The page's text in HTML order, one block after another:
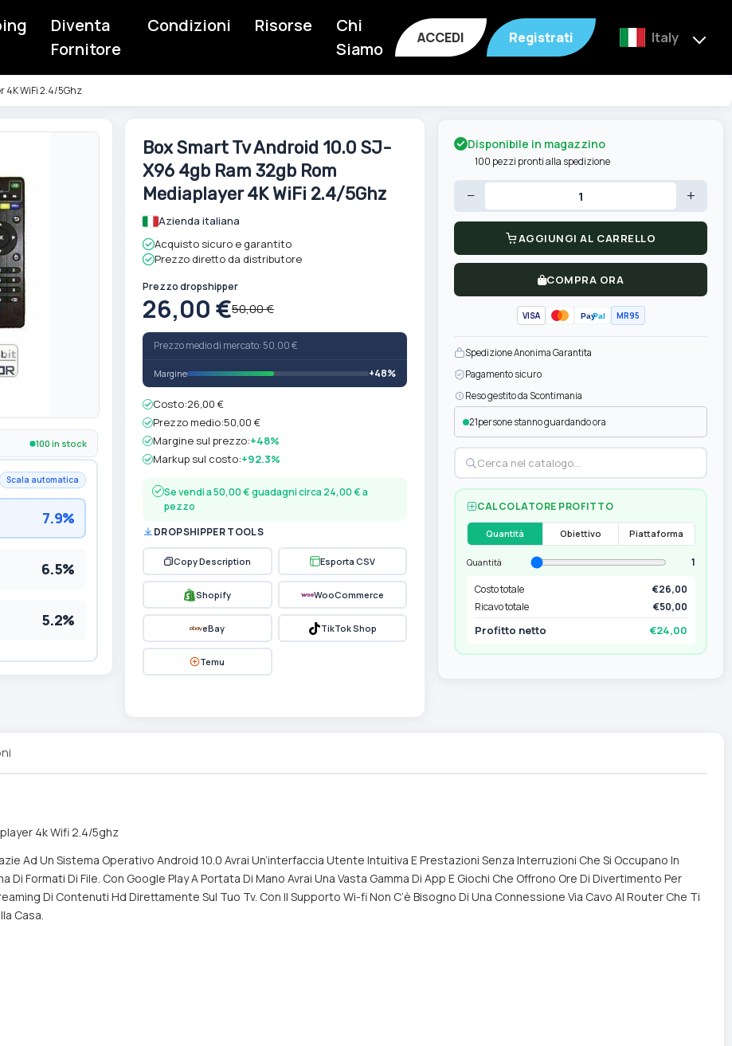
Diventa
Fornitore
Condizioni Risorse
Chi
Siamo
ACCEDI Registrati Italy
4K WiFi 2.4/5Ghz
Vai
immagini
100 in stock
Scala automatica
7.9%
6.5%
5.2%
Box Smart Tv Android 10.0 SJ-
X96 4gb Ram 32gb Rom
Mediaplayer 4K WiFi 2.4/5Ghz
Azienda italiana
Acquisto sicuro e garantito
Prezzo diretto da distributore
Prezzo dropshipper
26,00 €50,00 €
Prezzo medio di mercato: 50,00 €
Margine +48%
Costo:26,00 €
Prezzo medio:50,00 €
Margine sul prezzo:+48%
Markup sul costo:+92.3%
Se vendi a 50,00 € guadagni circa 24,00 € a
pezzo
DROPSHIPPER TOOLS
Copy Description Esporta CSV
Shopify WooCommerce
eBay TikTok Shop
Temu
Disponibile in magazzino
100 pezzi pronti alla spedizione
− +
AGGIUNGI AL CARRELLO
COMPRA ORA
VISA PayPal MR95
Spedizione Anonima Garantita
Pagamento sicuro
Reso gestito da Scontimania
21persone stanno guardando ora
CALCOLATORE PROFITTO
Quantità Obiettivo Piattaforma
Quantità
1
Costo totale
€26,00
Ricavo totale
€50,00
Profitto netto €24,00
4k Wifi 2.4/5ghz
Ad Un Sistema Operativo Android 10.0 Avrai Un’interfaccia Utente Intuitiva E Prestazioni Senza Interruzioni Che Si Occupano In
Formati Di File. Con Google Play A Portata Di Mano Avrai Una Vasta Gamma Di App E Giochi Che Offrono Ore Di Divertimento Per
Di Contenuti Hd Direttamente Sul Tuo Tv. Con Il Supporto Wi-fi Non C’è Bisogno Di Una Connessione Via Cavo Al Router Che Ti
Casa.